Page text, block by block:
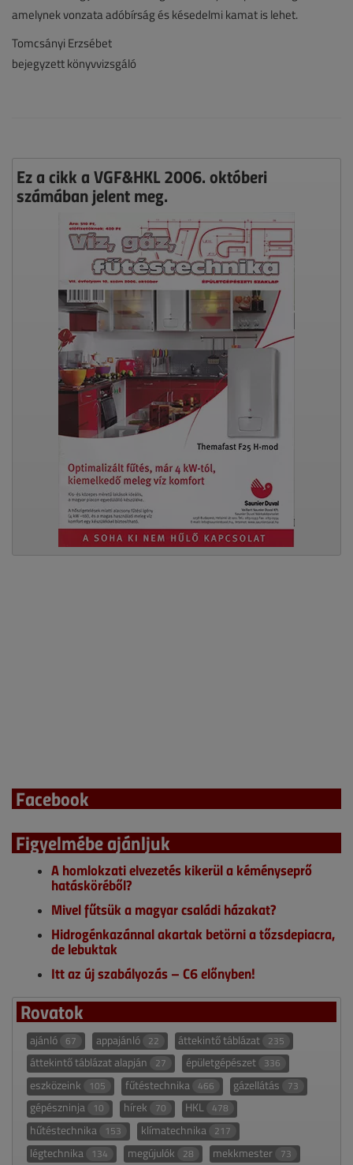
amelynek vonzata adóbírság és késedelmi kamat is lehet.
Tomcsányi Erzsébet
bejegyzett könyvvizsgáló
Ez a cikk a VGF&HKL 2006. októberi
számában jelent meg.
Facebook
Figyelmébe ajánljuk
A homlokzati elvezetés kikerül a kéményseprő
hatásköréből?
Mivel fűtsük a magyar családi házakat?
Hidrogénkazánnal akartak betörni a tőzsdepiacra,
de lebuktak
Itt az új szabályozás – C6 előnyben!
Rovatok
ajánló 67 appajánló 22 áttekintő táblázat 235
áttekintő táblázat alapján 27 épületgépészet 336
eszközeink 105 fűtéstechnika 466 gázellátás 73
gépészninja 10 hírek 70 HKL 478
hűtéstechnika 153 klímatechnika 217
légtechnika 134 megújulók 28 mekkmester 73